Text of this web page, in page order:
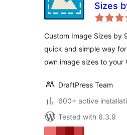
Sizes
Custom Image Sizes by
quick and simple way
own image sizes to your
DraftPress Team
600+ active
Tested with 6.3.9